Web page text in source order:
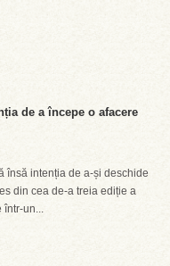
de a începe o afacere
însă intenția de a-și deschide
din cea de-a treia ediție a
într-un...